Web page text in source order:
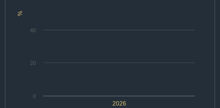
%
2026
0
20
40